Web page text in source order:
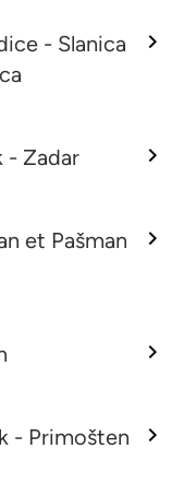
- Slanica
- Zadar
et Pašman
- Primošten